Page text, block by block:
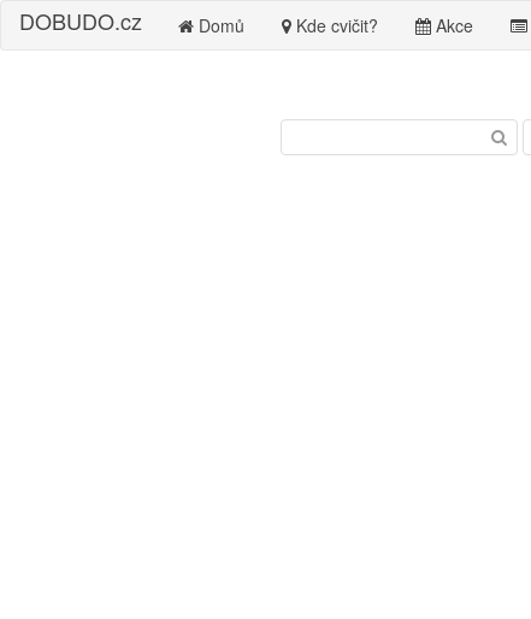
DOBUDO.cz Domů Kde cvičit? Akce